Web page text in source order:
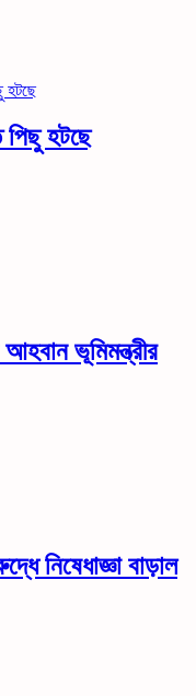
হটছে
ভূমিমন্ত্রীর
নিষেধাজ্ঞা বাড়াল